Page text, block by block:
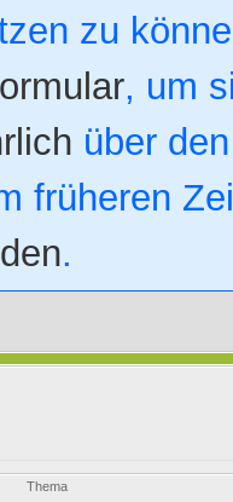
zu
, um
über
früheren
.
Thema